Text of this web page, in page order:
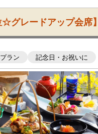
☆グレードアップ会
ラン 記念日・お祝いに